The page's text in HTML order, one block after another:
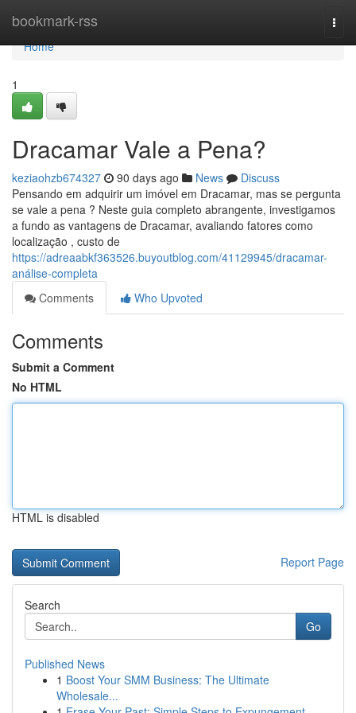
bookmark-rss
Home
Home
1
Dracamar Vale a Pena?
keziaohzb674327 90 days ago News
Discuss
Pensando em adquirir um imóvel em Dracamar, mas se pergunta
se vale a pena ? Neste guia completo abrangente, investigamos
a fundo as vantagens de Dracamar, avaliando fatores como
localização , custo de
https://adreaabkf363526.buyoutblog.com/41129945/dracamar-
análise-completa
Comments
Who Upvoted
Comments
Submit a Comment
No HTML
HTML is disabled
Report Page
Search
Go
Published News
1 Boost Your SMM Business: The Ultimate
Wholesale...